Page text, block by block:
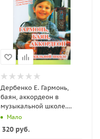
Дербенко Е. Гармонь,
баян, аккордеон в
музыкальной школе.
Средние, старшие классы
Мало
320 руб.